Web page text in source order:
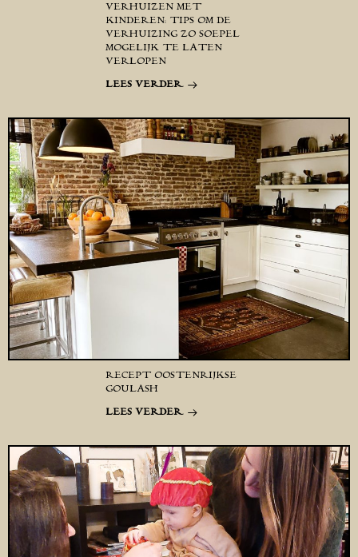
VERHUIZEN MET
KINDEREN: TIPS OM DE
VERHUIZING ZO SOEPEL
MOGELIJK TE LATEN
VERLOPEN
LEES VERDER
RECEPT OOSTENRIJKSE
GOULASH
LEES VERDER